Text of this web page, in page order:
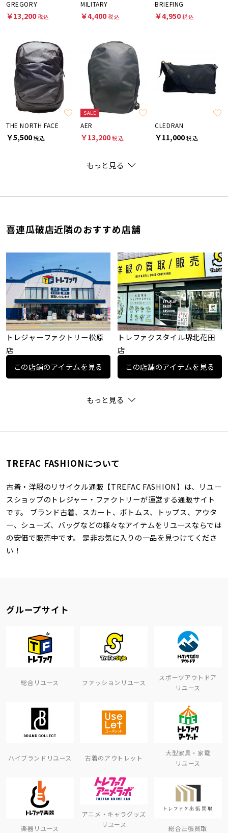
GREGORY
￥13,200税込
MILITARY
￥4,400税込
BRIEFING
￥4,950税込
THE NORTH FACE
￥5,500税込
SALE
AER
￥13,200税込
CLEDRAN
￥11,000税込
もっと見る
喜連瓜破店近隣のおすすめ店舗
トレジャーファクトリー松原
店
この店舗のアイテムを見る
トレファクスタイル堺北花田
店
この店舗のアイテムを見る
もっと見る
TREFAC FASHIONについて
古着・洋服のリサイクル通販【TREFAC FASHION】は、リユー
スショップのトレジャー・ファクトリーが運営する通販サイト
です。 ブランド古着、スカート、ボトムス、トップス、アウタ
ー、シューズ、バッグなどの様々なアイテムをリユースならでは
の安価で販売中です。 是非お気に入りの一品を見つけてくださ
い！
グループサイト
総合リユース ファッションリユース
スポーツアウトドア
リユース
ハイブランドリユース 古着のアウトレット
大型家具・家電
リユース
楽器リユース
アニメ・キャラグッズ
リユース
総合出張買取